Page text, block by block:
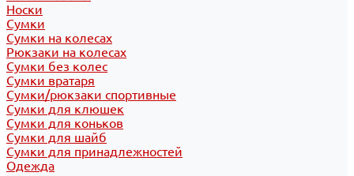
Носки
Сумки
Сумки на колесах
Рюкзаки на колесах
Сумки без колес
Сумки вратаря
Сумки/рюкзаки спортивные
Сумки для клюшек
Сумки для коньков
Сумки для шайб
Сумки для принадлежностей
Одежда